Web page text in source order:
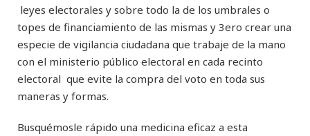
leyes electorales y sobre todo la de los umbrales o
topes de financiamiento de las mismas y 3ero crear una
especie de vigilancia ciudadana que trabaje de la mano
con el ministerio público electoral en cada recinto
electoral que evite la compra del voto en toda sus
maneras y formas.
Busquémosle rápido una medicina eficaz a esta